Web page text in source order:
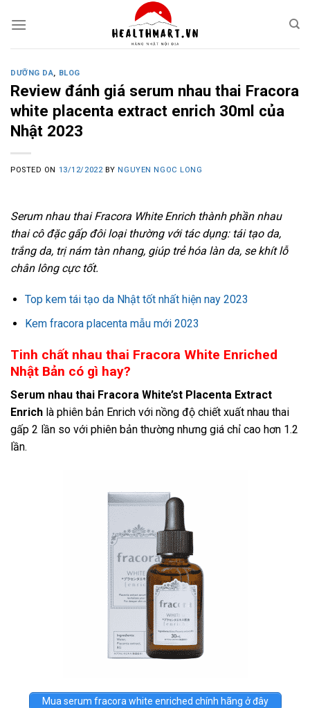
DƯỠNG DA, BLOG
Review đánh giá serum nhau thai Fracora
white placenta extract enrich 30ml của
Nhật 2023
POSTED ON 13/12/2022 BY NGUYEN NGOC LONG
Serum nhau thai Fracora White Enrich thành phần nhau
thai cô đặc gấp đôi loại thường với tác dụng: tái tạo da,
trắng da, trị nám tàn nhang, giúp trẻ hóa làn da, se khít lỗ
chân lông cực tốt.
Top kem tái tạo da Nhật tốt nhất hiện nay 2023
Kem fracora placenta mẫu mới 2023
Tinh chất nhau thai Fracora White Enriched
Nhật Bản có gì hay?
Serum nhau thai Fracora White’st Placenta Extract
Enrich là phiên bản Enrich với nồng độ chiết xuất nhau thai
gấp 2 lần so với phiên bản thường nhưng giá chỉ cao hơn 1.2
lần.
Mua serum fracora white enriched chính hãng ở đây